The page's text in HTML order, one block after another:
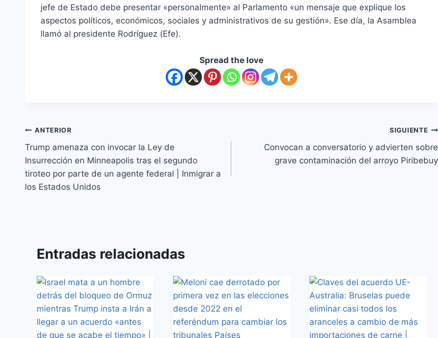
jefe de Estado debe presentar «personalmente» al Parlamento «un mensaje que explique los
aspectos políticos, económicos, sociales y administrativos de su gestión». Ese día, la Asamblea
llamó al presidente Rodríguez (Efe).
Spread the love
ANTERIOR
Trump amenaza con invocar la Ley de
Insurrección en Minneapolis tras el segundo
tiroteo por parte de un agente federal | Inmigrar a
los Estados Unidos
SIGUIENTE
Convocan a conversatorio y advierten sobre
grave contaminación del arroyo Piribebuy
Entradas relacionadas